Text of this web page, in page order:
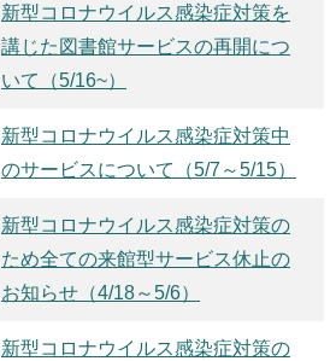
新型コロナウイルス感染症対策を
講じた図書館サービスの再開につ
いて（5/16~）
新型コロナウイルス感染症対策中
のサービスについて（5/7～5/15）
新型コロナウイルス感染症対策の
ため全ての来館型サービス休止の
お知らせ（4/18～5/6）
新型コロナウイルス感染症対策の